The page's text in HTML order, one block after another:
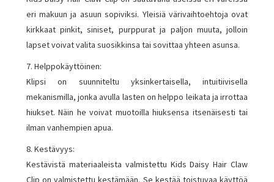
eri makuun ja asuun sopiviksi. Yleisiä värivaihtoehtoja ovat
kirkkaat pinkit, siniset, purppurat ja paljon muuta, jolloin
lapset voivat valita suosikkinsa tai sovittaa yhteen asunsa.
7. Helppokäyttöinen:
Klipsi on suunniteltu yksinkertaisella, intuitiivisella
mekanismilla, jonka avulla lasten on helppo leikata ja irrottaa
hiukset. Näin he voivat muotoilla hiuksensa itsenäisesti tai
ilman vanhempien apua.
8. Kestävyys:
Kestävistä materiaaleista valmistettu Kids Daisy Hair Claw
Clip on valmistettu kestämään. Se kestää toistuvaa käyttöä